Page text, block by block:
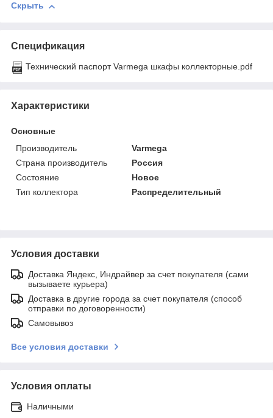
Скрыть
Спецификация
Технический паспорт Varmega шкафы коллекторные.pdf
Характеристики
Основные
Производитель
Varmega
Страна производитель
Россия
Состояние
Новое
Тип коллектора
Распределительный
Условия доставки
Доставка Яндекс, Индрайвер за счет покупателя (сами
вызываете курьера)
Доставка в другие города за счет покупателя (способ
отправки по договоренности)
Самовывоз
Все условия доставки
Условия оплаты
Наличными